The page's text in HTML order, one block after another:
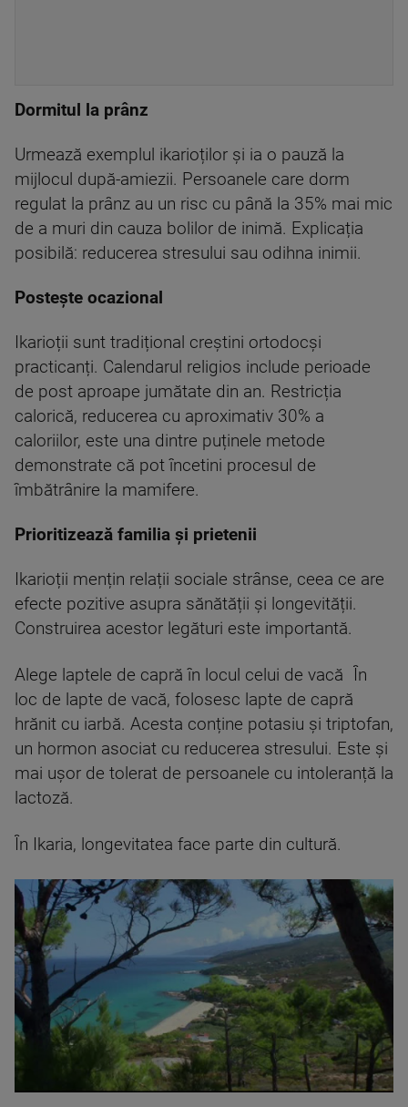
Dormitul la prânz
Urmează exemplul ikarioților și ia o pauză la
mijlocul după-amiezii. Persoanele care dorm
regulat la prânz au un risc cu până la 35% mai mic
de a muri din cauza bolilor de inimă. Explicația
posibilă: reducerea stresului sau odihna inimii.
Postește ocazional
Ikarioții sunt tradițional creștini ortodocși
practicanți. Calendarul religios include perioade
de post aproape jumătate din an. Restricția
calorică, reducerea cu aproximativ 30% a
caloriilor, este una dintre puținele metode
demonstrate că pot încetini procesul de
îmbătrânire la mamifere.
Prioritizează familia și prietenii
Ikarioții mențin relații sociale strânse, ceea ce are
efecte pozitive asupra sănătății și longevității.
Construirea acestor legături este importantă.
Alege laptele de capră în locul celui de vacă În
loc de lapte de vacă, folosesc lapte de capră
hrănit cu iarbă. Acesta conține potasiu și triptofan,
un hormon asociat cu reducerea stresului. Este și
mai ușor de tolerat de persoanele cu intoleranță la
lactoză.
În Ikaria, longevitatea face parte din cultură.